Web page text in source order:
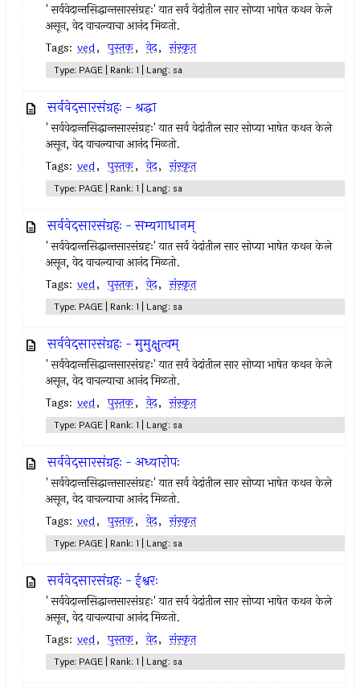
' सर्ववेदान्तसिद्धान्तसारसंग्रहः' यात सर्व वेदांतील सार सोप्या भाषेत कथन केले
असून, वेद वाचल्याचा आनंद मिळतो.
Tags: ved, पुस्तक, वेद, संस्कृत
Type: PAGE | Rank: 1 | Lang: sa
सर्ववेदसारसंग्रहः - श्रद्धा
' सर्ववेदान्तसिद्धान्तसारसंग्रहः' यात सर्व वेदांतील सार सोप्या भाषेत कथन केले
असून, वेद वाचल्याचा आनंद मिळतो.
Tags: ved, पुस्तक, वेद, संस्कृत
Type: PAGE | Rank: 1 | Lang: sa
सर्ववेदसारसंग्रहः - सम्यगाधानम्
' सर्ववेदान्तसिद्धान्तसारसंग्रहः' यात सर्व वेदांतील सार सोप्या भाषेत कथन केले
असून, वेद वाचल्याचा आनंद मिळतो.
Tags: ved, पुस्तक, वेद, संस्कृत
Type: PAGE | Rank: 1 | Lang: sa
सर्ववेदसारसंग्रहः - मुमुक्षुत्वम्
' सर्ववेदान्तसिद्धान्तसारसंग्रहः' यात सर्व वेदांतील सार सोप्या भाषेत कथन केले
असून, वेद वाचल्याचा आनंद मिळतो.
Tags: ved, पुस्तक, वेद, संस्कृत
Type: PAGE | Rank: 1 | Lang: sa
सर्ववेदसारसंग्रहः - अध्यारोपः
' सर्ववेदान्तसिद्धान्तसारसंग्रहः' यात सर्व वेदांतील सार सोप्या भाषेत कथन केले
असून, वेद वाचल्याचा आनंद मिळतो.
Tags: ved, पुस्तक, वेद, संस्कृत
Type: PAGE | Rank: 1 | Lang: sa
सर्ववेदसारसंग्रहः - ईश्वरः
' सर्ववेदान्तसिद्धान्तसारसंग्रहः' यात सर्व वेदांतील सार सोप्या भाषेत कथन केले
असून, वेद वाचल्याचा आनंद मिळतो.
Tags: ved, पुस्तक, वेद, संस्कृत
Type: PAGE | Rank: 1 | Lang: sa